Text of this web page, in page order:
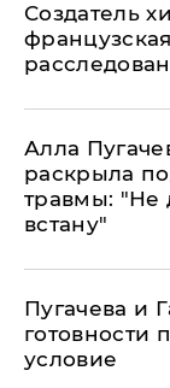
Создатель
Алла
раскрыла
травмы: "Не
встану"
Пугачева и
готовности
условие